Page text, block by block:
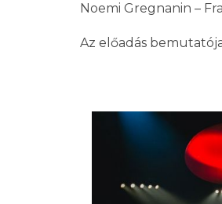
Noemi Gregnanin –
Az előadás